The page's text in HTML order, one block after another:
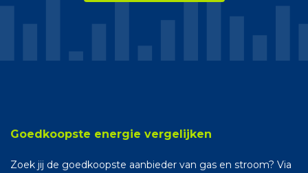
Goedkoopste energie vergelijken
Zoek jij de goedkoopste aanbieder van gas en stroom? Via